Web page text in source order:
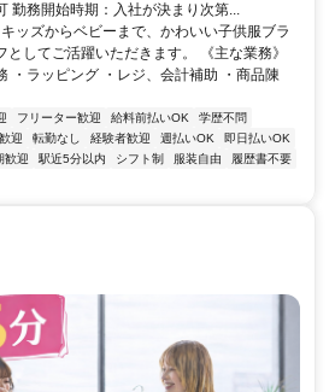
勤務開始時期：入社が決まり次第...
ッズからベビーまで、かわいい子供服ブラ
としてご活躍いただきます。 《主な業務》
・ラッピング ・レジ、会計補助 ・商品陳
フリーター歓迎 給料前払いOK
学歴不問
迎 転勤なし 経験者歓迎 週払いOK
即日払いOK
歓迎 駅近5分以内 シフト制 服装自由
履歴書不要